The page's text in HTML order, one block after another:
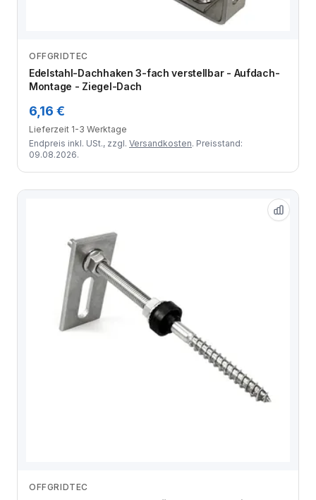
OFFGRIDTEC
Edelstahl-Dachhaken 3-fach verstellbar - Aufdach-
Montage - Ziegel-Dach
6,16 €
Lieferzeit 1-3 Werktage
Endpreis inkl. USt., zzgl. Versandkosten. Preisstand:
09.08.2026.
OFFGRIDTEC